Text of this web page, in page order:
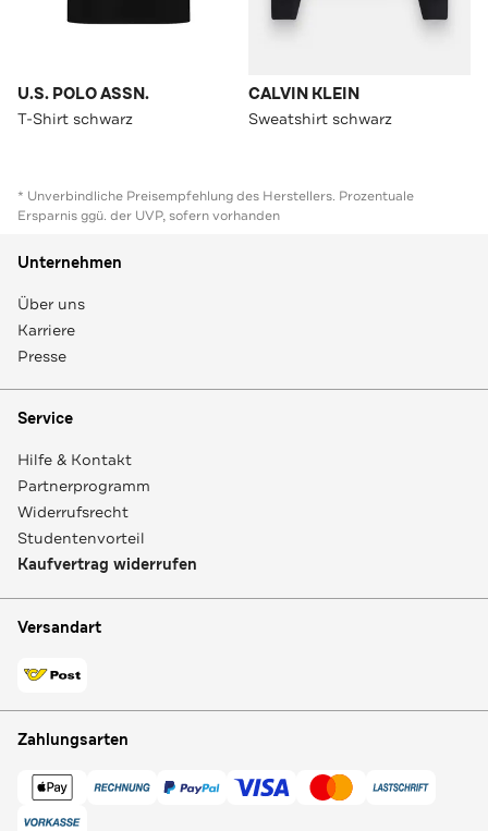
U.S. POLO ASSN.
T-Shirt schwarz
CALVIN KLEIN
Sweatshirt schwarz
* Unverbindliche Preisempfehlung des Herstellers. Prozentuale
Ersparnis ggü. der UVP, sofern vorhanden
Unternehmen
Über uns
Karriere
Presse
Service
Hilfe & Kontakt
Partnerprogramm
Widerrufsrecht
Studentenvorteil
Kaufvertrag widerrufen
Versandart
Zahlungsarten